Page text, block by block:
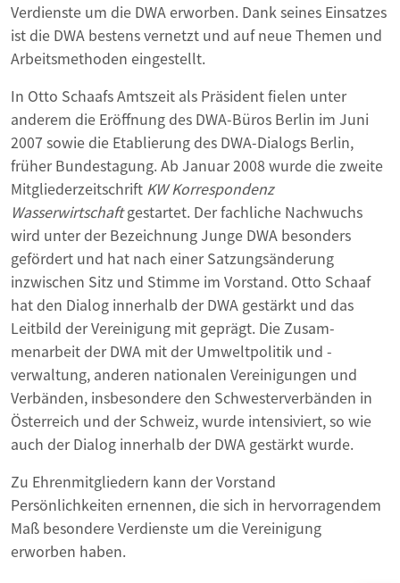
Verdienste um die DWA erworben. Dank seines Einsatzes
ist die DWA bestens vernetzt und auf neue Themen und
Arbeitsmethoden eingestellt.
In Otto Schaafs Amtszeit als Präsident fielen unter
anderem die Eröffnung des DWA-Büros Berlin im Juni
2007 sowie die Etablierung des DWA-Dialogs Berlin,
früher Bundestagung. Ab Januar 2008 wurde die zweite
Mitgliederzeitschrift KW Korrespondenz
Wasserwirtschaftgestartet. Der fachliche Nachwuchs
wird unter der Bezeichnung Junge DWA besonders
gefördert und hat nach einer Satzungsänderung
inzwischen Sitz und Stimme im Vorstand. Otto Schaaf
hat den Dialog innerhalb der DWA gestärkt und das
Leitbild der Vereinigung mit geprägt. Die Zusam­
menarbeit der DWA mit der Umweltpolitik und -
verwaltung, anderen nationalen Vereinigungen und
Verbänden, insbesondere den Schwesterverbänden in
Österreich und der Schweiz, wurde intensiviert, so wie
auch der Dialog innerhalb der DWA gestärkt wurde.
Zu Ehrenmitgliedern kann der Vorstand
Persönlichkeiten ernennen, die sich in hervorragendem
Maß besondere Verdienste um die Vereinigung
erworben haben.